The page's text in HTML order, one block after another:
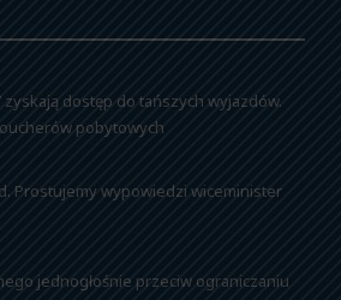
zyskają dostęp do tańszych wyjazdów.
pobytowych
Prostujemy wypowiedzi wiceminister
jednogłośnie przeciw ograniczaniu